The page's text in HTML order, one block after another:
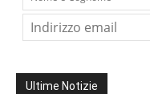
Ultime Notizie